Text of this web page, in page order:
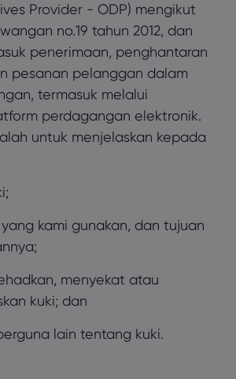
Provider - ODP) mengikut
no.19 tahun 2012, dan
penerimaan, penghantaran
pesanan pelanggan dalam
termasuk melalui
perdagangan elektronik.
untuk menjelaskan kepada
kami gunakan, dan tujuan
menyekat atau
kuki; dan
lain tentang kuki.